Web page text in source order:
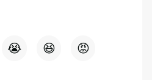
😭 😆 😡